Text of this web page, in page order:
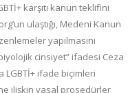
karşıtı kanun teklifini
ulaştığı, Medeni Kanun
yapılmasını
cinsiyet” ifadesi Ceza
LGBTİ+ ifade biçimleri
ilişkin yasal prosedürler